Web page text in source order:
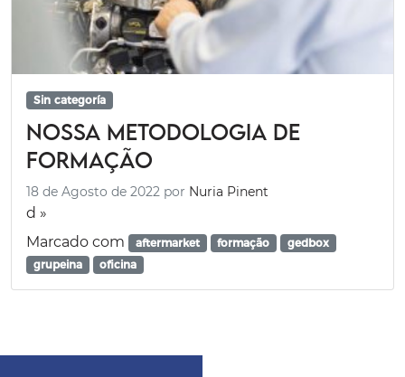
Sin categoría
Nossa metodologia de
formação
18 de Agosto de 2022 por Nuria Pinent
d »
Marcado com
aftermarket formação
gedbox
grupeina
oficina